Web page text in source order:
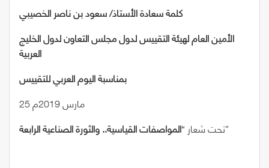
كلمة سعادة الأستاذ/ سعود بن ناصر الخصيبي
الأمين العام لهيئة التقييس لدول مجلس التعاون لدول الخليج
العربية
بمناسبة اليوم العربي للتقييس
25 مارس 2019م
تحت شعار “المواصفات القياسية.. والثورة الصناعية الرابعة ”